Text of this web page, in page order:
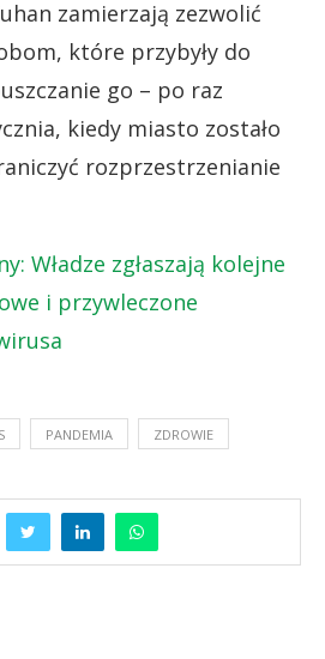
zamierzają zezwolić
które przybyły do
go – po raz
kiedy miasto zostało
rozprzestrzenianie
Władze zgłaszają kolejne
i przywleczone
PANDEMIA ZDROWIE